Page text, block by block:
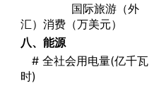
国际旅游（外
汇）消费（万美元）
八、能源
# 全社会用电量(亿千瓦
时)